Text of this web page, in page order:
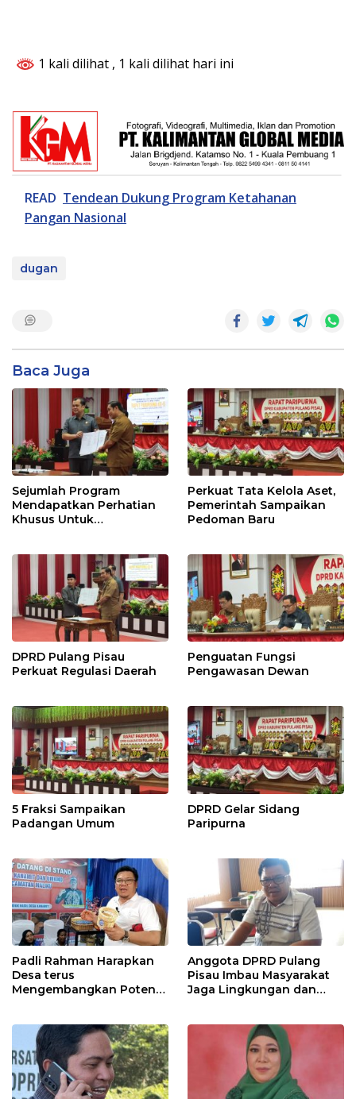
1 kali dilihat , 1 kali dilihat hari ini
READ Tendean Dukung Program Ketahanan
Pangan Nasional
dugan
Baca Juga
Sejumlah Program
Mendapatkan Perhatian
Khusus Untuk
Perkuat Tata Kelola Aset,
Pemerintah Sampaikan
Pedoman Baru
DPRD Pulang Pisau
Perkuat Regulasi Daerah
Penguatan Fungsi
Pengawasan Dewan
5 Fraksi Sampaikan
Padangan Umum
DPRD Gelar Sidang
Paripurna
Padli Rahman Harapkan
Desa terus
Mengembangkan Potensi
Anggota DPRD Pulang
Pisau Imbau Masyarakat
Jaga Lingkungan dan